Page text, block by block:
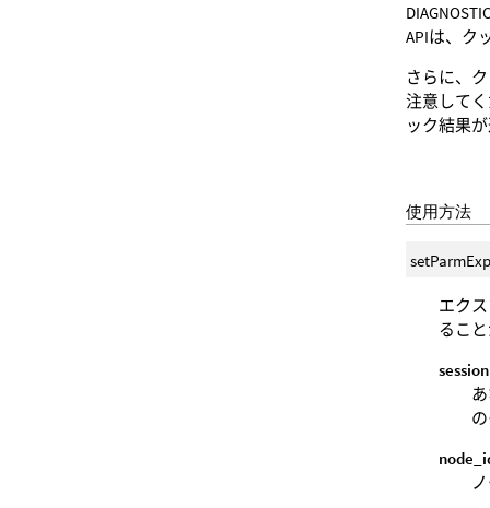
APIは、ク
さらに、
注意して
ック結果が
使用方法
エク
るこ
session